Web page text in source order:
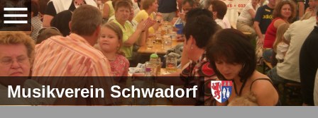
Musikverein Schwadorf